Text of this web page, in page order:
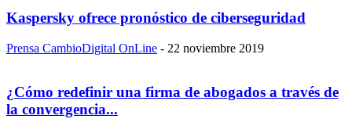
Kaspersky ofrece pronóstico de ciberseguridad
Prensa CambioDigital OnLine - 22 noviembre 2019
¿Cómo redefinir una firma de abogados a través de
la convergencia...